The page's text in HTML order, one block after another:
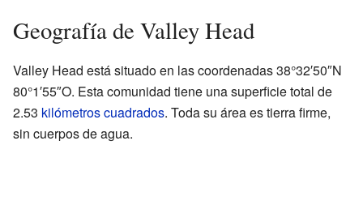
Geografía de Valley Head
Valley Head está situado en las coordenadas 38°32′50″N
80°1′55″O. Esta comunidad tiene una superficie total de
2.53 kilómetros cuadrados. Toda su área es tierra firme,
sin cuerpos de agua.